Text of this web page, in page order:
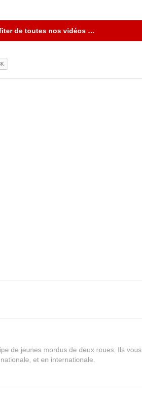
de toutes nos vidéos …
de jeunes mordus de deux roues. Ils vous
et en internationale.